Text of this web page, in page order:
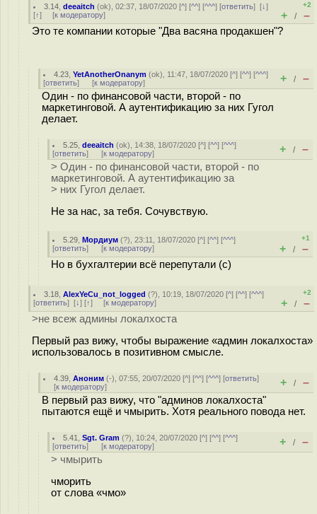
3.14 ,deeaitch (ok), 02:37, 18/07/2020 [^] [^^] [^^^] [ответить][↓]
[↑] [к модератору]
+2
+ / –
Это те компании которые "Два васяна продакшен"?
4.23 ,YetAnotherOnanym (ok), 11:47, 18/07/2020 [^] [^^] [^^^]
[ответить] [к модератору] + / –
Один - по финансовой части, второй - по
маркетинговой. А аутентификацию за них Гугол
делает.
5.25 ,deeaitch (ok), 14:38, 18/07/2020 [^] [^^] [^^^]
[ответить] [к модератору] + / –
> Один - по финансовой части, второй - по
маркетинговой. А аутентификацию за
> них Гугол делает.
Не за нас, за тебя. Сочувствую.
5.29 ,Мордиум (?), 23:11, 18/07/2020 [^] [^^] [^^^]
[ответить] [к модератору]
+1
+ / –
Но в бухгалтерии всё перепутали (c)
3.18 ,AlexYeCu_not_logged (?), 10:19, 18/07/2020 [^] [^^] [^^^]
[ответить] [↓] [↑] [к модератору]
+2
+ / –
>не всеж админы локалхоста
Первый раз вижу, чтобы выражение «админ локалхоста»
использовалось в позитивном смысле.
4.39 ,Аноним (-), 07:55, 20/07/2020 [^] [^^] [^^^] [ответить]
[к модератору] + / –
В первый раз вижу, что "админов локалхоста"
пытаются ещё и чмырить. Хотя реального повода нет.
5.41 ,Sgt. Gram (?), 10:24, 20/07/2020 [^] [^^] [^^^]
[ответить] [к модератору] + / –
> чмырить
чморить
от слова «чмо»